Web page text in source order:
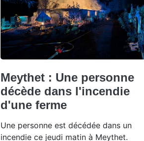
Meythet : Une personne
décède dans l'incendie
d'une ferme
Une personne est décédée dans un
incendie ce jeudi matin à Meythet.